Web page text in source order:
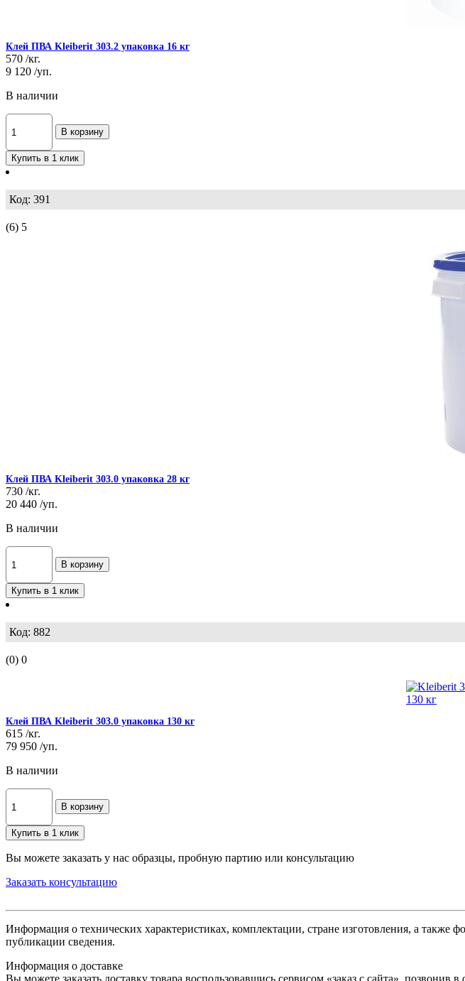
Клей ПВА Kleiberit 303.2 упаковка 16 кг
570 /кг.
9 120 /уп.
В наличии
В корзину
Купить в 1 клик
Код: 391
(6) 5
Клей ПВА Kleiberit 303.0 упаковка 28 кг
730 /кг.
20 440 /уп.
В наличии
В корзину
Купить в 1 клик
Код: 882
(0) 0
Клей ПВА Kleiberit 303.0 упаковка 130 кг
615 /кг.
79 950 /уп.
В наличии
В корзину
Купить в 1 клик
Вы можете заказать у нас образцы, пробную партию или консультацию
Заказать консультацию
Информация о технических характеристиках, комплектации, стране изготовления, а
публикации сведения.
Информация о доставке